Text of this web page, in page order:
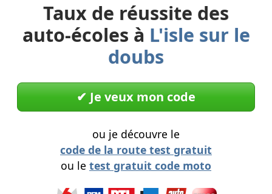
Taux de réussite des
auto-écoles à L'isle sur le
doubs
✔︎ Je veux mon code
ou je découvre le
code de la route test gratuit
ou le test gratuit code moto